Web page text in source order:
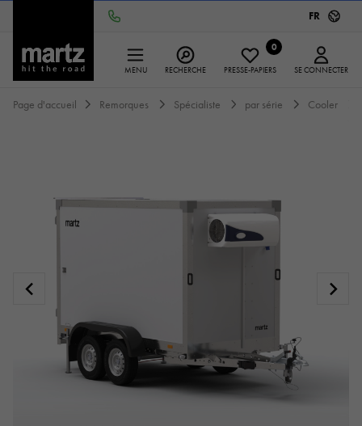
FR
MENU RECHERCHE
0
PRESSE-PAPIERS SE CONNECTER
Page d'accueil Remorques Spécialiste par série Cooler